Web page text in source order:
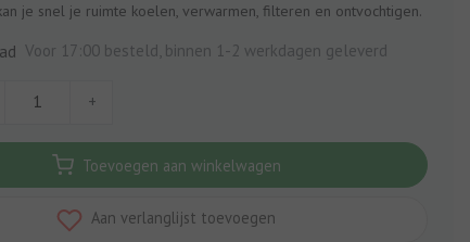
je snel je ruimte koelen, verwarmen, filteren en ontvochtigen.
Voor 17:00 besteld, binnen 1-2 werkdagen geleverd
+
Toevoegen aan winkelwagen
Aan verlanglijst toevoegen